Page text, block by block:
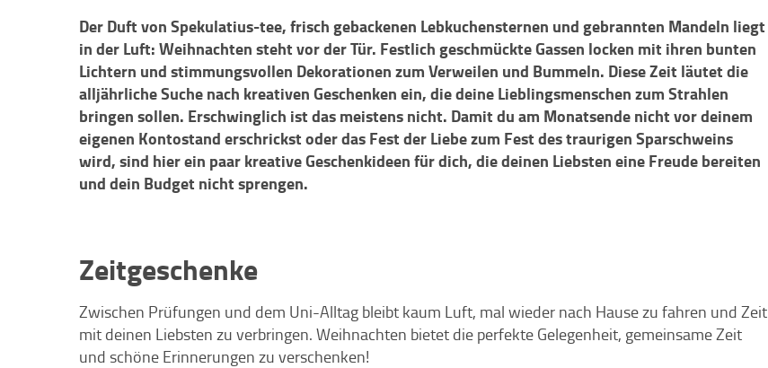
Der Duft von Spekulatius-tee, frisch gebackenen Lebkuchensternen und gebrannten Mandeln liegt
in der Luft: Weihnachten steht vor der Tür. Festlich geschmückte Gassen locken mit ihren bunten
Lichtern und stimmungsvollen Dekorationen zum Verweilen und Bummeln. Diese Zeit läutet die
alljährliche Suche nach kreativen Geschenken ein, die deine Lieblingsmenschen zum Strahlen
bringen sollen. Erschwinglich ist das meistens nicht. Damit du am Monatsende nicht vor deinem
eigenen Kontostand erschrickst oder das Fest der Liebe zum Fest des traurigen Sparschweins
wird, sind hier ein paar kreative Geschenkideen für dich, die deinen Liebsten eine Freude bereiten
und dein Budget nicht sprengen.
Zeitgeschenke
Zwischen Prüfungen und dem Uni-Alltag bleibt kaum Luft, mal wieder nach Hause zu fahren und Zeit
mit deinen Liebsten zu verbringen. Weihnachten bietet die perfekte Gelegenheit, gemeinsame Zeit
und schöne Erinnerungen zu verschenken!